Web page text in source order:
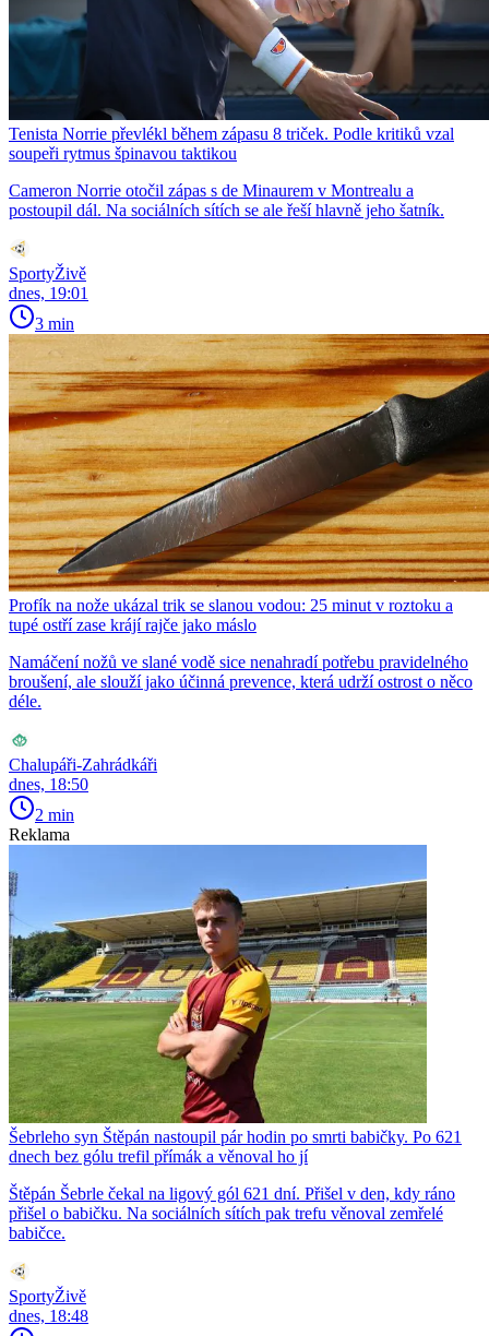
Tenista Norrie převlékl během zápasu 8 triček. Podle kritiků vzal
soupeři rytmus špinavou taktikou
Cameron Norrie otočil zápas s de Minaurem v Montrealu a
postoupil dál. Na sociálních sítích se ale řeší hlavně jeho šatník.
SportyŽivě
dnes, 19:01
3 min
Profík na nože ukázal trik se slanou vodou: 25 minut v roztoku a
tupé ostří zase krájí rajče jako máslo
Namáčení nožů ve slané vodě sice nenahradí potřebu pravidelného
broušení, ale slouží jako účinná prevence, která udrží ostrost o něco
déle.
Chalupáři-Zahrádkáři
dnes, 18:50
2 min
Reklama
Šebrleho syn Štěpán nastoupil pár hodin po smrti babičky. Po 621
dnech bez gólu trefil přímák a věnoval ho jí
Štěpán Šebrle čekal na ligový gól 621 dní. Přišel v den, kdy ráno
přišel o babičku. Na sociálních sítích pak trefu věnoval zemřelé
babičce.
SportyŽivě
dnes, 18:48